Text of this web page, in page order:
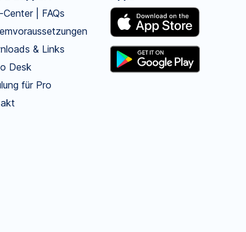
Center | FAQs
& Links
Desk
für Pro